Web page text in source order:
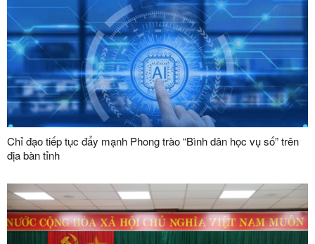
Chỉ đạo tiếp tục đẩy mạnh Phong trào “Bình dân học vụ số” trên
địa bàn tỉnh